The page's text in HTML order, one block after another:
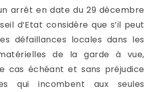
arrêt en date du 29 décembre
d’Etat considère que s’il peut
défaillances locales dans les
de la garde à vue,
cas échéant et sans préjudice
qui incombent aux seules